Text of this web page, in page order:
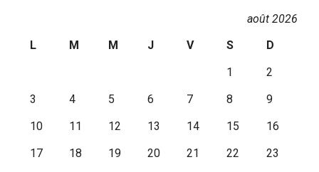
août 2026
L
M M J V S
D
1
2
3
4 5 6 7 8
9
10
11 12 13 14 15
16
17
18 19 20 21 22
23